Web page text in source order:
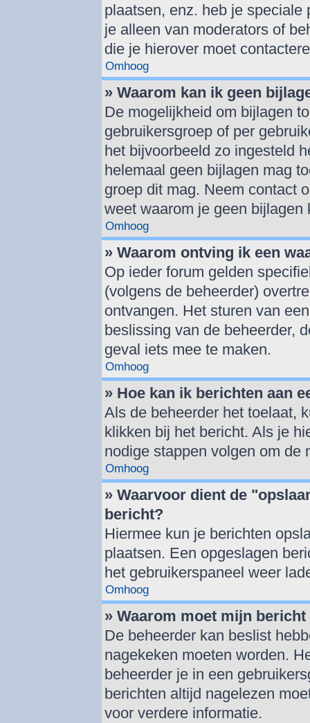
plaatsen, enz. heb je
je alleen van moderators of
die je hierover moet
Omhoog
» Waarom kan ik geen
De mogelijkheid om bijlagen
gebruikersgroep of per
het bijvoorbeeld zo ingesteld
helemaal geen bijlagen mag
groep dit mag. Neem contact
weet waarom je geen bijlagen
Omhoog
» Waarom ontving ik een
Op ieder forum gelden
(volgens de beheerder)
ontvangen. Het sturen van
beslissing van de beheerder,
geval iets mee te maken.
Omhoog
» Hoe kan ik berichten aan
Als de beheerder het toelaat,
klikken bij het bericht. Als je
nodige stappen volgen om de
Omhoog
» Waarvoor dient de
bericht?
Hiermee kun je berichten
plaatsen. Een opgeslagen
het gebruikerspaneel weer
Omhoog
» Waarom moet mijn
De beheerder kan beslist
nagekeken moeten worden.
beheerder je in een
berichten altijd nagelezen
voor verdere informatie.